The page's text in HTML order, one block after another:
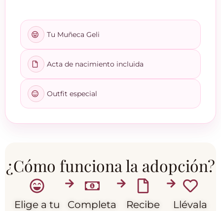
Tu Muñeca Geli
Acta de nacimiento incluida
Outfit especial
¿Cómo funciona la adopción?
Elige a tu
Completa
Recibe
Llévala